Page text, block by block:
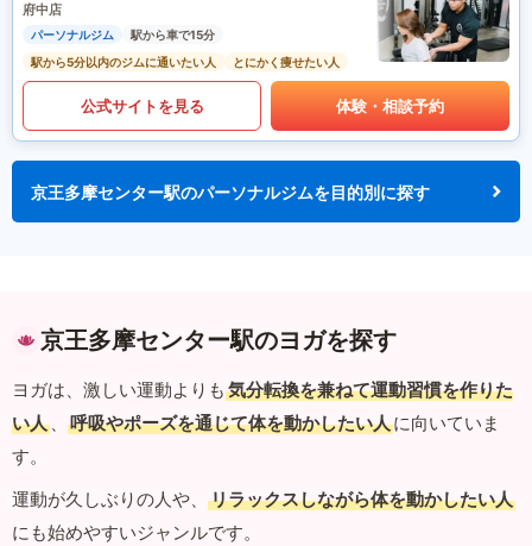
府中店
パーソナルジム
駅から車で15分
駅から5分以内のジムに通いたい人
とにかく痩せたい人
公式サイトを見る 体験・相談予約
京王多摩センター駅のパーソナルジムを目的別に探す
京王多摩センター駅のヨガを探す
ヨガは、激しい運動よりも 気分転換を兼ねて運動習慣を作りた
い人 、 呼吸やポーズを通じて体を動かしたい人に向いていま
す。
運動が久しぶりの人や、
リラックスしながら体を動かしたい人
にも始めやすいジャンルです。